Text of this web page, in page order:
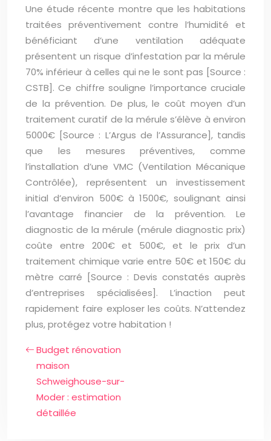
Une étude récente montre que les habitations
traitées préventivement contre l’humidité et
bénéficiant d’une ventilation adéquate
présentent un risque d’infestation par la mérule
70% inférieur à celles qui ne le sont pas [Source :
CSTB]. Ce chiffre souligne l’importance cruciale
de la prévention. De plus, le coût moyen d’un
traitement curatif de la mérule s’élève à environ
5000€ [Source : L’Argus de l’Assurance], tandis
que les mesures préventives, comme
l’installation d’une VMC (Ventilation Mécanique
Contrôlée), représentent un investissement
initial d’environ 500€ à 1500€, soulignant ainsi
l’avantage financier de la prévention. Le
diagnostic de la mérule (mérule diagnostic prix)
coûte entre 200€ et 500€, et le prix d’un
traitement chimique varie entre 50€ et 150€ du
mètre carré [Source : Devis constatés auprès
d’entreprises spécialisées]. L’inaction peut
rapidement faire exploser les coûts. N’attendez
plus, protégez votre habitation !
Budget rénovation
maison
Schweighouse-sur-
Moder : estimation
détaillée